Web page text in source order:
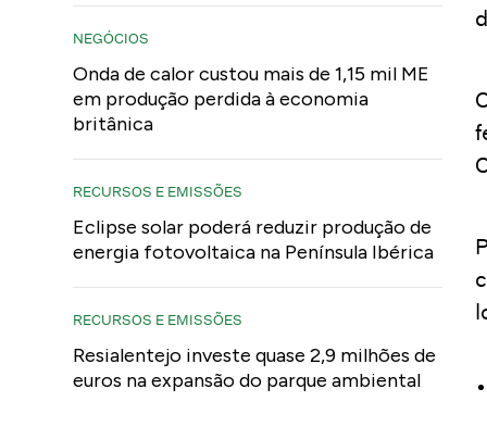
NEGÓCIOS
Onda de calor custou mais de 1,15 mil ME
em produção perdida à economia
britânica
RECURSOS E EMISSÕES
Eclipse solar poderá reduzir produção de
energia fotovoltaica na Península Ibérica
RECURSOS E EMISSÕES
Resialentejo investe quase 2,9 milhões de
euros na expansão do parque ambiental